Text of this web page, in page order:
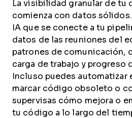
La visibilidad granular de tu
comienza con datos
IA que se conecte a tu
datos de las reuniones del
patrones de comunicación,
carga de trabajo y progreso
Incluso puedes automatizar
marcar código obsoleto o
supervisas cómo mejora o
tu código a lo largo del